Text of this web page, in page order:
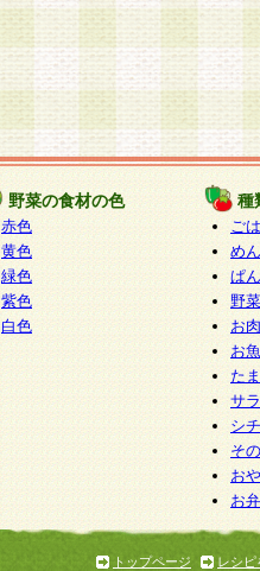
野菜の食材の色
赤色
黄色
緑色
紫色
白色
種
ご
めん
ぱん
野
お
お
た
サ
シ
そ
お
お
トップページ
レシピ